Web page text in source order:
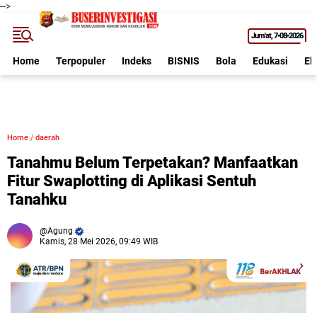
-->
Jum'at 7•08•2026
Home Terpopuler Indeks BISNIS Bola Edukasi
Home / daerah
Tanahmu Belum Terpetakan? Manfaatkan
Fitur Swaplotting di Aplikasi Sentuh
Tanahku
Agung
Kamis, 28 Mei 2026, 09:49 WIB